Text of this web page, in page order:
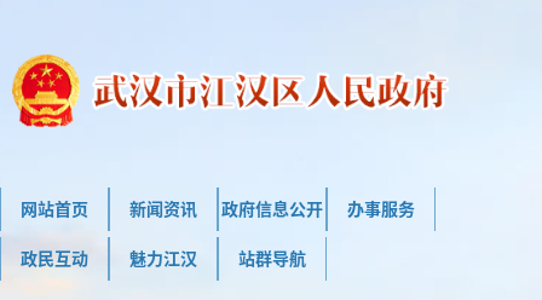
网站首页 新闻资讯 政府信息公开 办事服务
政民互动 魅力江汉 站群导航